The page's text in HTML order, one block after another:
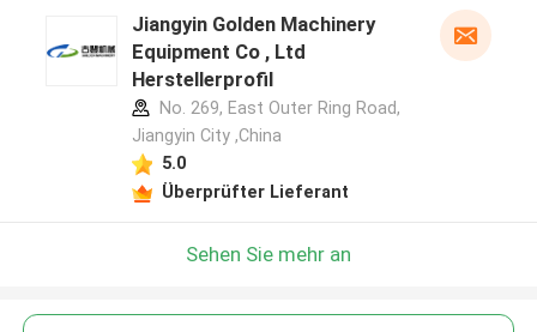
Jiangyin Golden Machinery
Equipment Co , Ltd
Herstellerprofil
No. 269, East Outer Ring Road,
Jiangyin City ,China
5.0
Überprüfter Lieferant
Sehen Sie mehr an